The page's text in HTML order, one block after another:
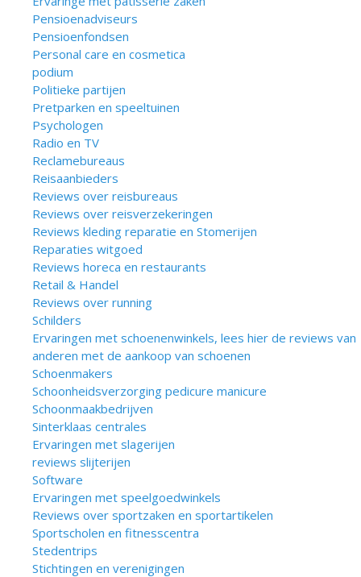
Pensioenadviseurs
Pensioenfondsen
Personal care en cosmetica
podium
Politieke partijen
Pretparken en speeltuinen
Psychologen
Radio en TV
Reclamebureaus
Reisaanbieders
Reviews over reisbureaus
Reviews over reisverzekeringen
Reviews kleding reparatie en Stomerijen
Reparaties witgoed
Reviews horeca en restaurants
Retail & Handel
Reviews over running
Schilders
Ervaringen met schoenenwinkels, lees hier de reviews van
anderen met de aankoop van schoenen
Schoenmakers
Schoonheidsverzorging pedicure manicure
Schoonmaakbedrijven
Sinterklaas centrales
Ervaringen met slagerijen
reviews slijterijen
Software
Ervaringen met speelgoedwinkels
Reviews over sportzaken en sportartikelen
Sportscholen en fitnesscentra
Stedentrips
Stichtingen en verenigingen